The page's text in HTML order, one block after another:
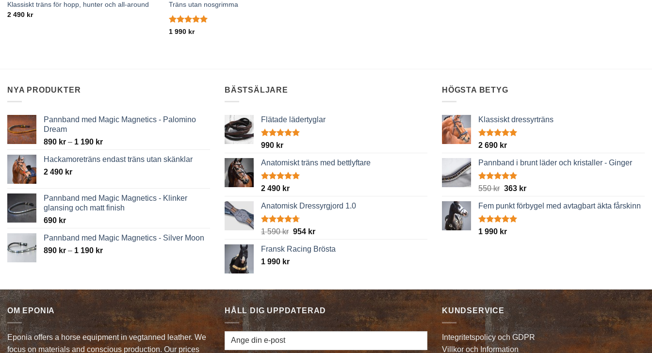
Klassiskt träns för hopp, hunter och all-around
2 490 kr
Träns utan nosgrimma
Betygsatt
1 990 kr
NYA PRODUKTER
Pannband med Magic Magnetics - Palomino
Dream
890 kr – 1 190 krPrice
890 kr
Hackamoreträns endast träns utan skänklar
2 490 kr
Pannband med Magic Magnetics - Klinker
glansing och matt finish
690 kr
Pannband med Magic Magnetics - Silver Moon
890 kr – 1 190 krPrice
1
190 kr
BÄSTSÄLJARE
Flätade lädertyglar
Betygsatt
990 kr
Anatomiskt träns med bettlyftare
Betygsatt
2 490 kr
Anatomisk Dressyrgjord 1.0
Betygsatt
1 590kr Det
priset
954 krDet
priset
Fransk Racing Brösta
1 990 kr
HÖGSTA BETYG
Klassiskt dressyrträns
Betygsatt
2 690 kr
Pannband i brunt läder och kristaller - Ginger
Betygsatt
550kr Det
priset
var:
550 kr.
363 krDet
priset
Fem punkt förbygel med avtagbart äkta fårskinn
Betygsatt
1 990 kr
OM EPONIA
Eponia offers a horse equipment in vegtanned leather. We
focus on materials and conscious production. Our prices
HÅLL DIG UPPDATERAD KUNDSERVICE
Integritetspolicy och GDPR
Villkor och Information